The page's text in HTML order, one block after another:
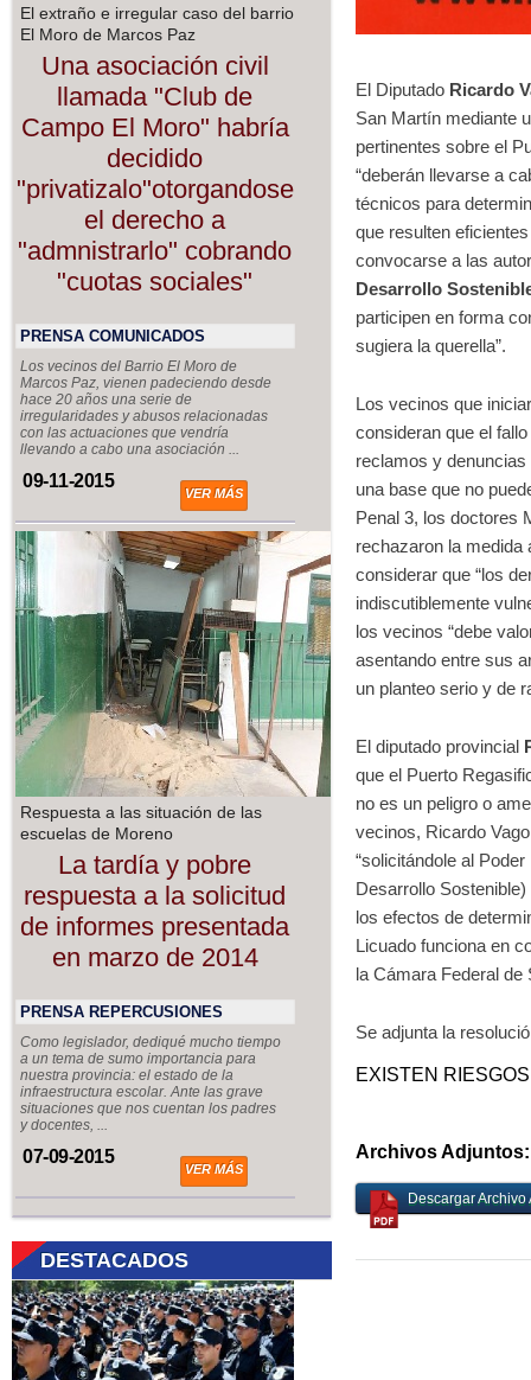
El extraño e irregular caso del barrio
El Moro de Marcos Paz
Una asociación civil
llamada "Club de
Campo El Moro" habría
decidido
"privatizalo"otorgandose
el derecho a
"admnistrarlo" cobrando
"cuotas sociales"
PRENSA COMUNICADOS
Los vecinos del Barrio El Moro de
Marcos Paz, vienen padeciendo desde
hace 20 años una serie de
irregularidades y abusos relacionadas
con las actuaciones que vendría
llevando a cabo una asociación ...
09-11-2015
VER MÁS
Respuesta a las situación de las
escuelas de Moreno
La tardía y pobre
respuesta a la solicitud
de informes presentada
en marzo de 2014
PRENSA REPERCUSIONES
Como legislador, dediqué mucho tiempo
a un tema de sumo importancia para
nuestra provincia: el estado de la
infraestructura escolar. Ante las grave
situaciones que nos cuentan los padres
y docentes, ...
07-09-2015
VER MÁS
DESTACADOS
El Diputado Ricardo
San Martín mediante
pertinentes sobre el
“deberán llevarse a
técnicos para
que resulten
convocarse a las
Desarrollo
participen en forma
sugiera la querella”.
Los vecinos que
consideran que el
reclamos y
una base que no
Penal 3, los doctores
rechazaron la medida
considerar que “los
indiscutiblemente
los vecinos “debe
asentando entre sus
un planteo serio y de
El diputado provincial
que el Puerto
no es un peligro o
vecinos, Ricardo
“solicitándole al
Desarrollo
los efectos de
Licuado funciona en
la Cámara Federal de
Se adjunta la
EXISTEN
Archivos Adjuntos:
Descargar Archivo